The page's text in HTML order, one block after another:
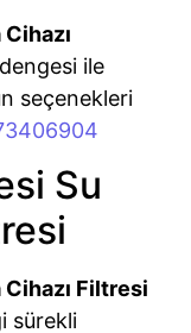
ile
seçenekleri
Su
Filtresi
sürekli